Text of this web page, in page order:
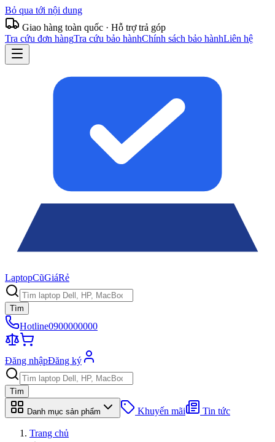
Bỏ qua tới nội dung
Giao hàng toàn quốc · Hỗ trợ trả góp
Tra cứu đơn hàngTra cứu bảo hànhChính sách bảo hànhLiên hệ
LaptopCũGiáRẻ
Tìm
Hotline0900000000
Đăng nhậpĐăng ký
Tìm
Danh mục sản phẩm Khuyến mãi Tin tức
Trang chủ